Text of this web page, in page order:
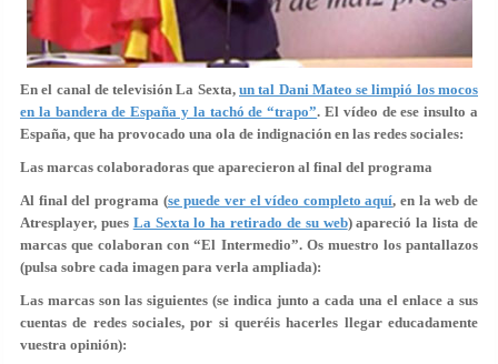
En el canal de televisión La Sexta, un tal Dani Mateo se limpió los mocos
en la bandera de España y la tachó de “trapo”. El vídeo de ese insulto a
España, que ha provocado una ola de indignación en las redes sociales:
Las marcas colaboradoras que aparecieron al final del programa
Al final del programa (se puede ver el vídeo completo aquí, en la web de
Atresplayer, pues La Sexta lo ha retirado de su web) apareció la lista de
marcas que colaboran con “El Intermedio”. Os muestro los pantallazos
(pulsa sobre cada imagen para verla ampliada):
Las marcas son las siguientes(se indica junto a cada una el enlace a sus
cuentas de redes sociales, por si queréis hacerles llegar educadamente
vuestra opinión):